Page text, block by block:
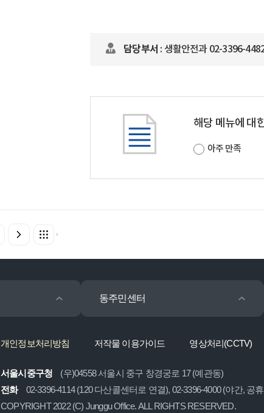
담당부서 : 생활안전과 02-3396-
해당 메뉴에 대
아주 만족
동주민센터
개인정보처리방침 저작물 이용가이드 영상처리(CCTV)
서울시중구청
(우)04558 서울시 중구 창경궁로 17 (예관동)
전화
02-3396-4114 (120 다산콜센터로 연결), 02-3396-4000 (야간, 공
COPYRIGHT 2022 (C) Junggu Office. ALL RIGHTS RESERVED.